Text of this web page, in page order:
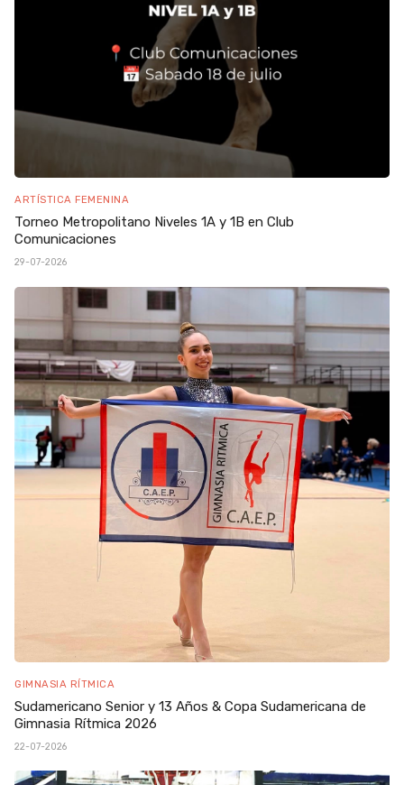
ARTÍSTICA FEMENINA
Torneo Metropolitano Niveles 1A y 1B en Club
Comunicaciones
29-07-2026
GIMNASIA RÍTMICA
Sudamericano Senior y 13 Años & Copa Sudamericana de
Gimnasia Rítmica 2026
22-07-2026